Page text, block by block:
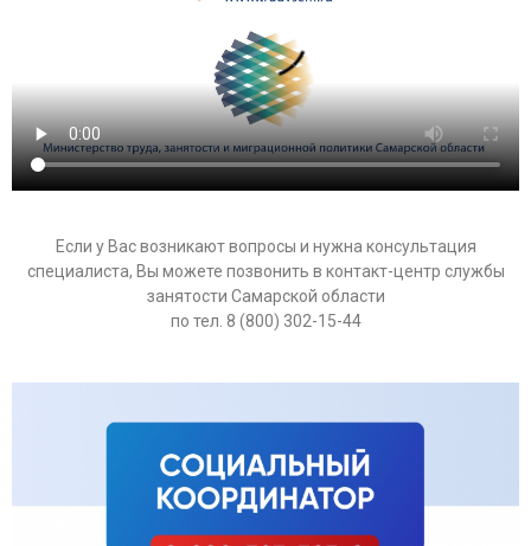
Если у Вас возникают вопросы и нужна консультация
специалиста, Вы можете позвонить в контакт-центр службы
занятости Самарской области
по тел. 8 (800) 302-15-44